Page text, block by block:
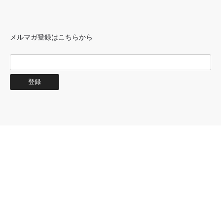
メルマガ登録はこちらから